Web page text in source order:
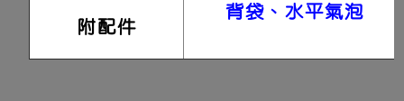
附配件
背袋、水平氣泡